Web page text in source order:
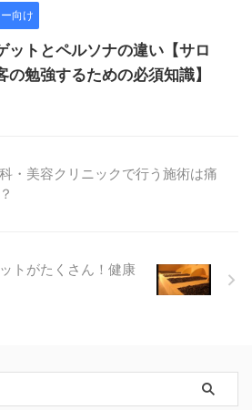
向け
ットとペルソナの違い【サロ
の勉強するための必須知識】
・美容クリニックで行う施術は痛
トがたくさん！健康